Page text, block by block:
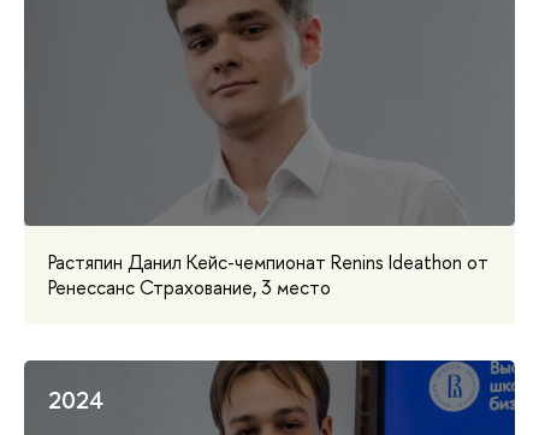
Растяпин Данил Кейс-чемпионат Renins Ideathon от
Ренессанс Страхование, 3 место
2024